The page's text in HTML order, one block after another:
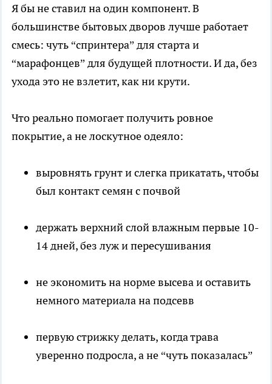
Я бы не ставил на один компонент. В
большинстве бытовых дворов лучше работает
смесь: чуть “спринтера” для старта и
“марафонцев” для будущей плотности. И да, без
ухода это не взлетит, как ни крути.
Что реально помогает получить ровное
покрытие, а не лоскутное одеяло:
выровнять грунт и слегка прикатать, чтобы
был контакт семян с почвой
держать верхний слой влажным первые 10-
14 дней, без луж и пересушивания
не экономить на норме высева и оставить
немного материала на подсевв
первую стрижку делать, когда трава
уверенно подросла, а не “чуть показалась”